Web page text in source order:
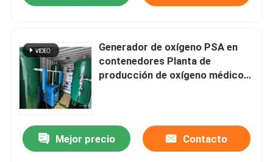
Generador de oxígeno PSA en
contenedores Planta de
producción de oxígeno médico
Mejor precio Contacto